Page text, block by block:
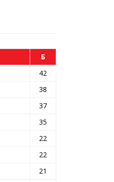
Б
42
38
37
35
22
22
21